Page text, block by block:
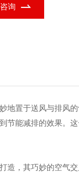
询
地置于送风与排风
节能减排的效果。
造，其巧妙的空气